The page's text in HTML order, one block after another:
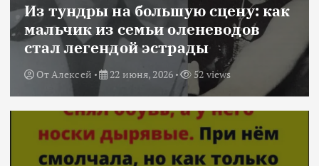
Из тундры на большую сцену: как
мальчик из семьи оленеводов
стал легендой эстрады
От Алексей 22 июня, 2026 52 views